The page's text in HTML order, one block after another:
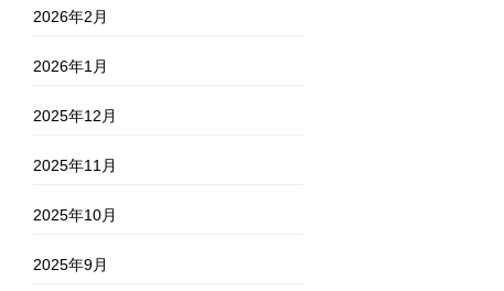
2026年2月
2026年1月
2025年12月
2025年11月
2025年10月
2025年9月